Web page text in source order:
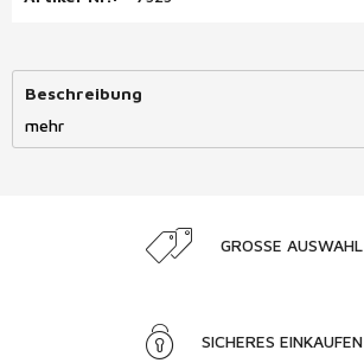
Beschreibung
mehr
GROSSE AUSWAHL
SICHERES EINKAUFEN